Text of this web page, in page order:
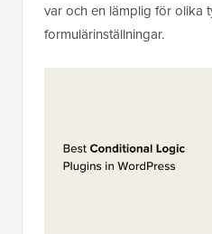
var och en lämplig för olika
formulärinställningar.